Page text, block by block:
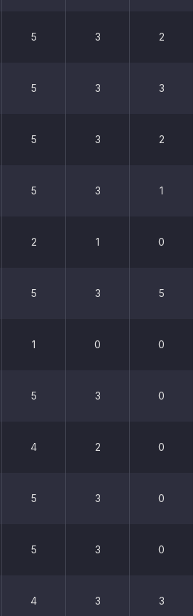
5 3 2
5 3 3
5 3 2
5 3 1
2 1 0
5 3 5
1 0 0
5 3 0
4 2 0
5 3 0
5 3 0
4 3 3